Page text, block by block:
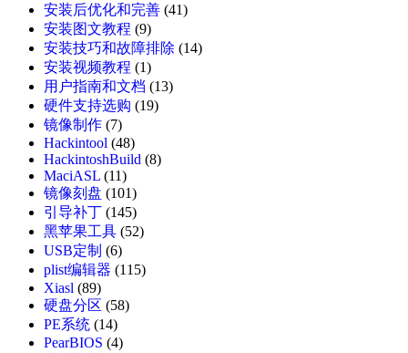
安装后优化和完善 (41)
安装图文教程 (9)
安装技巧和故障排除 (14)
安装视频教程 (1)
用户指南和文档 (13)
硬件支持选购 (19)
镜像制作 (7)
Hackintool (48)
HackintoshBuild (8)
MaciASL (11)
镜像刻盘 (101)
引导补丁 (145)
黑苹果工具 (52)
USB定制 (6)
plist编辑器 (115)
Xiasl (89)
硬盘分区 (58)
PE系统 (14)
PearBIOS (4)